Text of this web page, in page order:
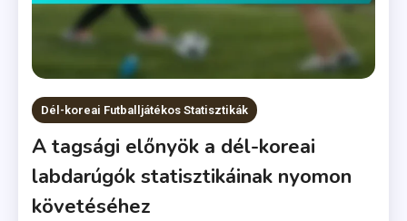
Dél-koreai Futballjátékos Statisztikák
A tagsági előnyök a dél-koreai
labdarúgók statisztikáinak nyomon
követéséhez